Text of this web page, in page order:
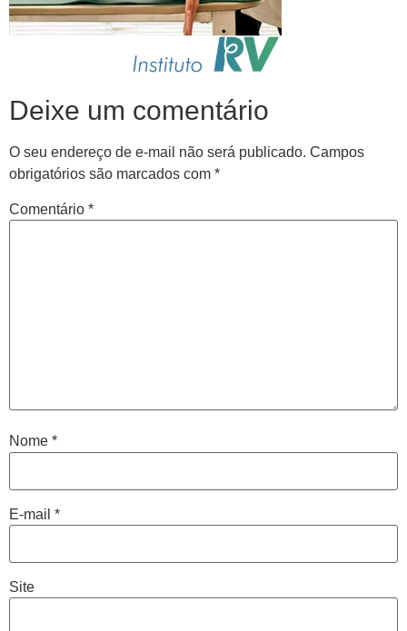
Deixe um comentário
O seu endereço de e-mail não será publicado. Campos
obrigatórios são marcados com *
Comentário *
Nome *
E-mail *
Site
Cidade de São Paulo:
0800 494 8888